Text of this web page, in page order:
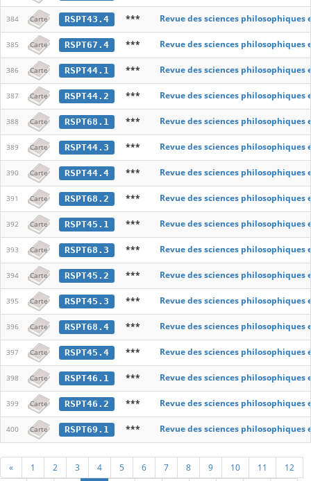
384 Carte RSPT43.4 *** Revue des sciences philosophiques
385 Carte RSPT67.4 *** Revue des sciences philosophiques
386 Carte RSPT44.1 *** Revue des sciences philosophiques
387 Carte RSPT44.2 *** Revue des sciences philosophiques
388 Carte RSPT68.1 *** Revue des sciences philosophiques
389 Carte RSPT44.3 *** Revue des sciences philosophiques
390 Carte RSPT44.4 *** Revue des sciences philosophiques
391 Carte RSPT68.2 *** Revue des sciences philosophiques
392 Carte RSPT45.1 *** Revue des sciences philosophiques
393 Carte RSPT68.3 *** Revue des sciences philosophiques
394 Carte RSPT45.2 *** Revue des sciences philosophiques
395 Carte RSPT45.3 *** Revue des sciences philosophiques
396 Carte RSPT68.4 *** Revue des sciences philosophiques
397 Carte RSPT45.4 *** Revue des sciences philosophiques
398 Carte RSPT46.1 *** Revue des sciences philosophiques
399 Carte RSPT46.2 *** Revue des sciences philosophiques
400 Carte RSPT69.1 *** Revue des sciences philosophiques
« 1 2 3 4 5 6 7 8 9 10 11 12